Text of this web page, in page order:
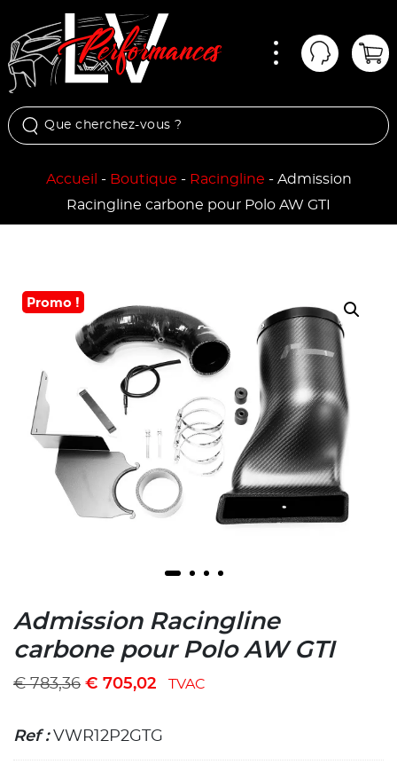
Mon
Accueil - Boutique - Racingline - Admission
Racingline carbone pour Polo AW GTI
Promo !
Admission Racingline
carbone pour Polo AW GTI
€783,36 € 705,02 TVAC
Ref :VWR12P2GTG